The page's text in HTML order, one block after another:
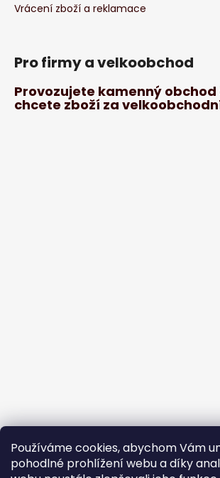
Používáme cookies, abychom Vám
pohodlné prohlížení webu a díky
Vrácení zboží a reklamace
Pro firmy a velkoobchod
Provozujete kamenný
chcete zboží za